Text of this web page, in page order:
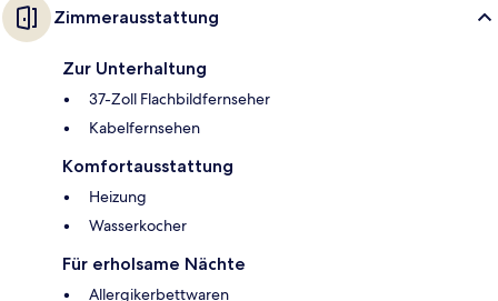
Zimmerausstattung
Zur Unterhaltung
37-Zoll Flachbildfernseher
Kabelfernsehen
Komfortausstattung
Heizung
Wasserkocher
Für erholsame Nächte
Allergikerbettwaren